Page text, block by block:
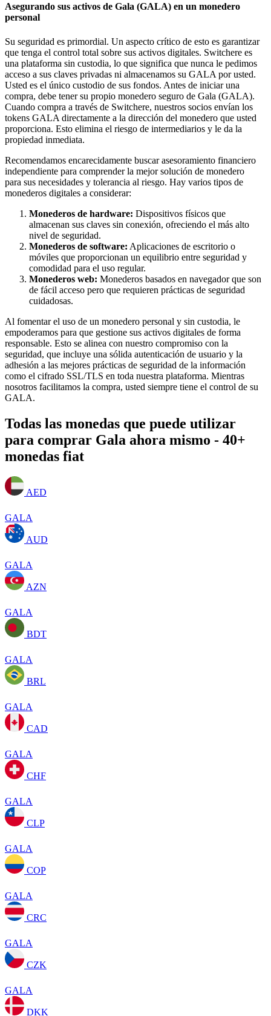
Asegurando sus activos de Gala (GALA) en un monedero
personal
Su seguridad es primordial. Un aspecto crítico de esto es garantizar
que tenga el control total sobre sus activos digitales. Switchere es
una plataforma sin custodia, lo que significa que nunca le pedimos
acceso a sus claves privadas ni almacenamos su GALA por usted.
Usted es el único custodio de sus fondos. Antes de iniciar una
compra, debe tener su propio monedero seguro de Gala (GALA).
Cuando compra a través de Switchere, nuestros socios envían los
tokens GALA directamente a la dirección del monedero que usted
proporciona. Esto elimina el riesgo de intermediarios y le da la
propiedad inmediata.
Recomendamos encarecidamente buscar asesoramiento financiero
independiente para comprender la mejor solución de monedero
para sus necesidades y tolerancia al riesgo. Hay varios tipos de
monederos digitales a considerar:
Monederos de hardware: Dispositivos físicos que
almacenan sus claves sin conexión, ofreciendo el más alto
nivel de seguridad.
Monederos de software: Aplicaciones de escritorio o
móviles que proporcionan un equilibrio entre seguridad y
comodidad para el uso regular.
Monederos web: Monederos basados en navegador que son
de fácil acceso pero que requieren prácticas de seguridad
cuidadosas.
Al fomentar el uso de un monedero personal y sin custodia, le
empoderamos para que gestione sus activos digitales de forma
responsable. Esto se alinea con nuestro compromiso con la
seguridad, que incluye una sólida autenticación de usuario y la
adhesión a las mejores prácticas de seguridad de la información
como el cifrado SSL/TLS en toda nuestra plataforma. Mientras
nosotros facilitamos la compra, usted siempre tiene el control de su
GALA.
Todas las monedas que puede utilizar
para comprar Gala ahora mismo - 40+
monedas fiat
AED
GALA
AUD
GALA
AZN
GALA
BDT
GALA
BRL
GALA
CAD
GALA
CHF
GALA
CLP
GALA
COP
GALA
CRC
GALA
CZK
GALA
DKK